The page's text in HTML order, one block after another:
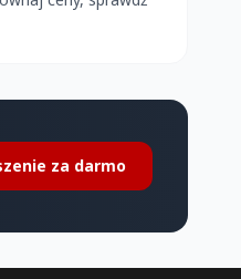
za darmo